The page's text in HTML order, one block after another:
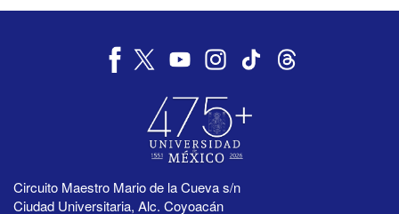
Circuito Maestro Mario de la Cueva s/n
Ciudad Universitaria, Alc. Coyoacán